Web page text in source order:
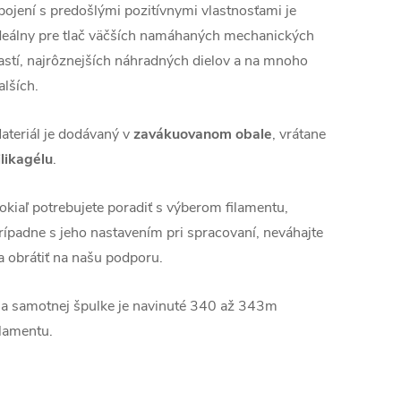
s predošlými pozitívnymi vlastnosťami je
pre tlač väčších namáhaných mechanických
najrôznejších náhradných dielov a na mnoho
je dodávaný vzavákuovanom obale, vrátane
.
potrebujete poradiť s výberom filamentu,
s jeho nastavením pri spracovaní, neváhajte
obrátiť na našu podporu.
samotnej špulke je navinuté 340 až 343m